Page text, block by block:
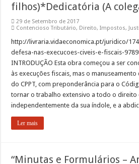
filhos)*Dedicatória (A
29 de Setembro de 2017
Contencioso Tributário, Direito,Impostos,
http://livraria.vidaeconomica.pt/juridico/
defesa-nas-execucoes-civeis-e-fiscais-
INTRODUÇÃO Esta obra começou a ser
às execuções fiscais, mas o
do CPPT, com preponderância para o
tornar o trabalho extensivo a todo o direito
independentemente da sua índole, e a
Ler mais
“Minutas e Formulários –